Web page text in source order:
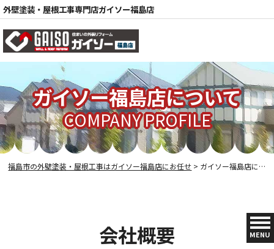
外壁塗装・屋根工事専門店ガイソー福島店
電話
MENU
ガイソー福島店について
COMPANY PROFILE
福島市の外壁塗装・屋根工事はガイソー福島店にお任せ > ガイソー福島店について
会社概要